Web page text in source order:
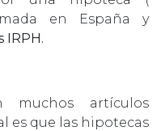
en España y
IRPH.
muchos artículos
es que las hipotecas